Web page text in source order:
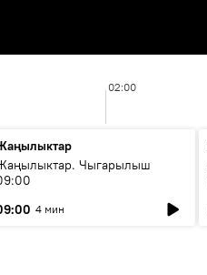
02:00
Чыгарылыш
4 мин